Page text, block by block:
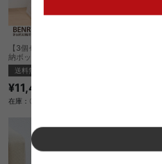
【3個セット:幅41cm】BENRY 多目的収
納ボックス
送料無料
¥11,440
在庫：〇